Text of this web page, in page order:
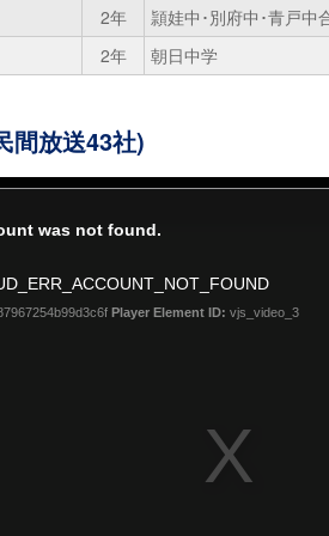
2年 頴娃中･別府中･青戸中
2年 朝日中学
間放送43社)
was not found.
Player Element ID: vjs_video_3